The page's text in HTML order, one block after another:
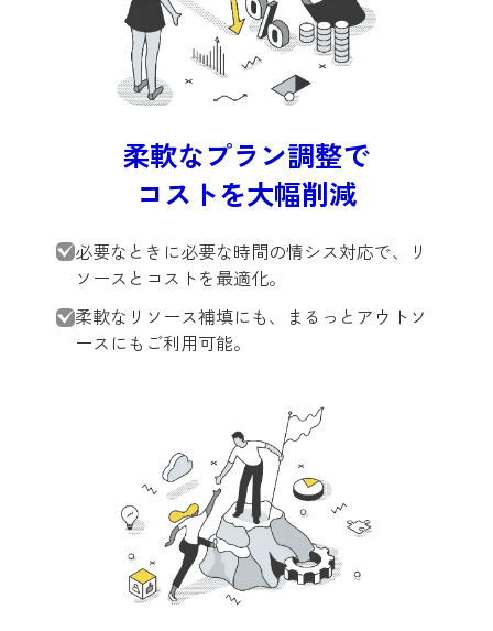
柔軟なプラン調整で
コストを大幅削減
必要なときに必要な時間の情シス対応で、リ
ソースとコストを最適化。
柔軟なリソース補填にも、まるっとアウトソ
ースにもご利用可能。